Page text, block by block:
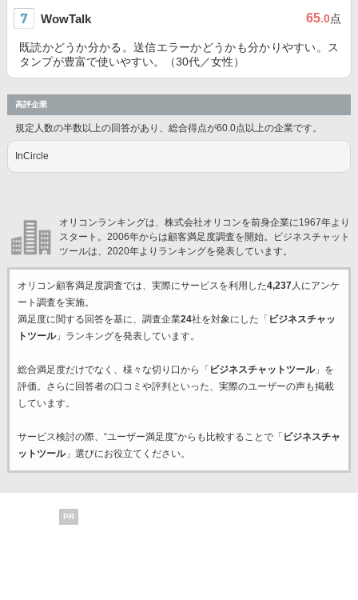
WowTalk 65.0点
既読かどうか分かる。送信エラーかどうかも分かりやすい。ス
タンプが豊富で使いやすい。（30代／女性）
高評企業
規定人数の半数以上の回答があり、総合得点が60.0点以上の企業です。
InCircle
オリコンランキングは、株式会社オリコンを前身企業に1967年より
スタート。2006年からは顧客満足度調査を開始。ビジネスチャット
ツールは、2020年よりランキングを発表しています。
オリコン顧客満足度調査では、実際にサービスを利用した4,237人にアンケ
ート調査を実施。
満足度に関する回答を基に、調査企業24社を対象にした「 ビジネスチャッ
トツール」ランキングを発表しています。
総合満足度だけでなく、様々な切り口から「 ビジネスチャットツール」を
評価。さらに回答者の口コミや評判といった、実際のユーザーの声も掲載
しています。
サービス検討の際、“ユーザー満足度”からも比較することで「 ビジネスチャ
ットツール」選びにお役立てください。
PR